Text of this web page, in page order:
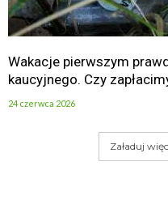
Wakacje pierwszym
kaucyjnego. Czy
24 czerwca 2026
Załaduj